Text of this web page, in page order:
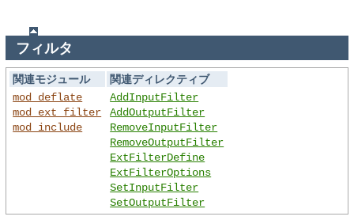
フィルタ
関連モジュール
関連ディレクティブ
mod_deflate
mod_ext_filter
mod_include
AddInputFilter
AddOutputFilter
RemoveInputFilter
RemoveOutputFilter
ExtFilterDefine
ExtFilterOptions
SetInputFilter
SetOutputFilter